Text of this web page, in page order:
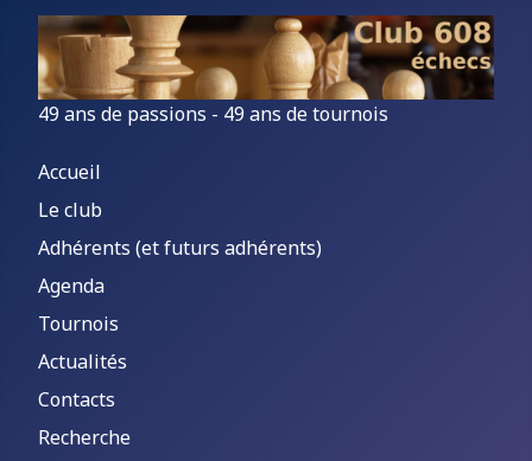
49 ans de passions - 49 ans de tournois
Accueil
Le club
Adhérents (et futurs adhérents)
Agenda
Tournois
Actualités
Contacts
Recherche